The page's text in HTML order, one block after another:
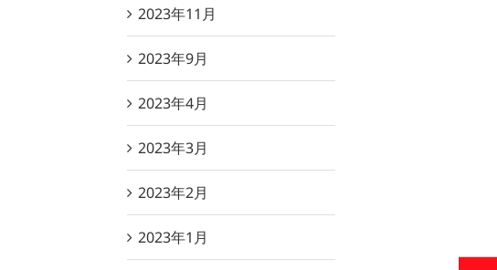
2023年11月
2023年9月
2023年4月
2023年3月
2023年2月
2023年1月